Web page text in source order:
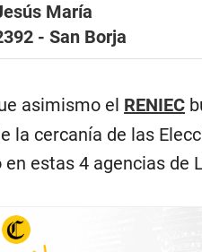
María
- San Borja
asimismo el RENIEC
la cercanía de las
estas 4 agencias